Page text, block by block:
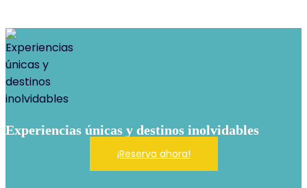
Experiencias únicas y destinos inolvidables
¡Reserva ahora!